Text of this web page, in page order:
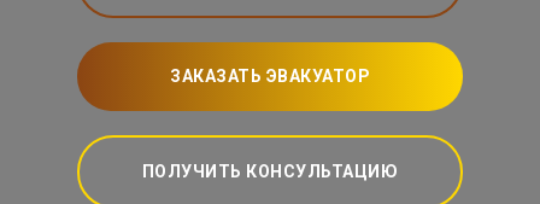
ЗАКАЗАТЬ ЭВАКУАТОР
ПОЛУЧИТЬ КОНСУЛЬТАЦИЮ